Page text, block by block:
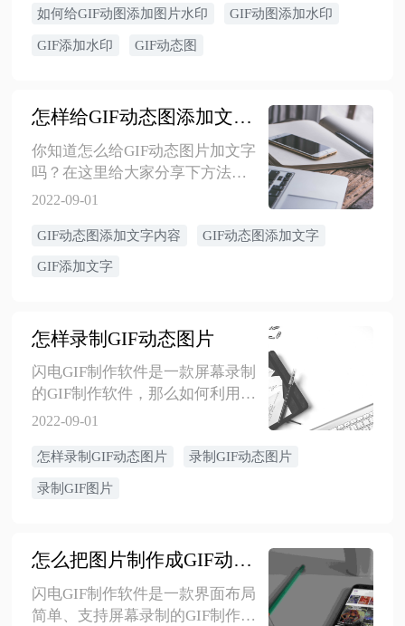
印吧，详细的操作步骤如下。
如何给GIF动图添加图片水印 GIF动图添加水印
GIF添加水印 GIF动态图
怎样给GIF动态图添加文字内容
​你知道怎么给GIF动态图片加文字
吗？在这里给大家分享下方法步
骤，以下是小编整理的详细步
2022-09-01
GIF动态图添加文字内容 GIF动态图添加文字
GIF添加文字
怎样录制GIF动态图片
闪电GIF制作软件是一款屏幕录制
的GIF制作软件，那么如何利用软
件录制GIF，下面就跟随小编的步
2022-09-01
怎样录制GIF动态图片 录制GIF动态图片
录制GIF图片
怎么把图片制作成GIF动态图
闪电GIF制作软件是一款界面布局
简单、支持屏幕录制的GIF制作软